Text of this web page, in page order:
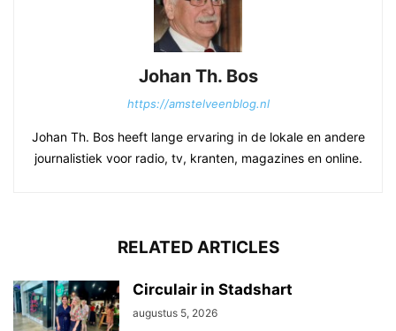
Johan Th. Bos
https://amstelveenblog.nl
Johan Th. Bos heeft lange ervaring in de lokale en andere
journalistiek voor radio, tv, kranten, magazines en online.
RELATED ARTICLES
Circulair in Stadshart
augustus 5, 2026